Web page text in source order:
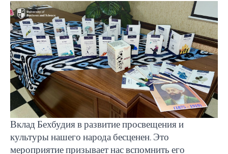
Вклад Бехбудия в развитие просвещения и
культуры нашего народа бесценен. Это
мероприятие призывает нас вспомнить его